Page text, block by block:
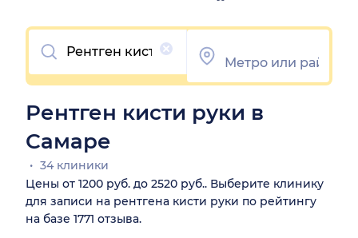
Очистить
Рентген кисти руки в
Самаре
34 клиники
Цены от 1200 руб. до 2520 руб.. Выберите клинику
для записи на рентгена кисти руки по рейтингу
на базе 1771 отзыва.